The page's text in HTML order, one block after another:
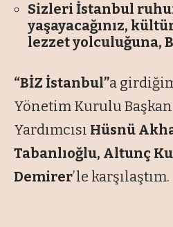
Sizleri İstanbul
yaşayacağınız,
lezzet yolculuğuna,
“BİZ İstanbul”a
Yönetim Kurulu Başkan
Yardımcısı Hüsnü
Tabanlıoğlu, Altunç
Demirer’le karşılaştım.